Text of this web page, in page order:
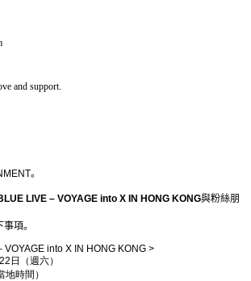
and support.
。
LIVE – VOYAGE into X IN HONG KONG與粉絲朋
項。
into X IN HONG KONG >
22 日（週六）
地時間）